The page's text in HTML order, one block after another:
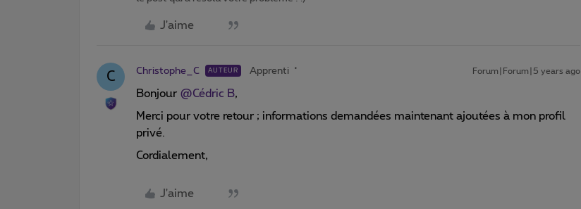
J'aime
C Christophe_C AUTEUR Apprenti Forum|Forum|5 years ago
Bonjour @Cédric B,
Merci pour votre retour ; informations demandées maintenant ajoutées à mon profil
privé.
Cordialement,
J'aime